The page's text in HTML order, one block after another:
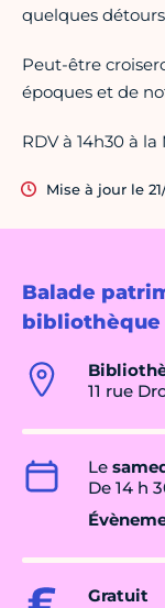
Balade
bibliothèque
11 rue
Le
De 14 h
Gratuit
quelques
Peut-être
époques et de
RDV à 14h30 à
Mise à jour le